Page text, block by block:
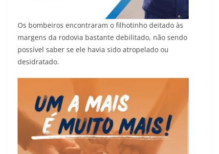
Os bombeiros encontraram o filhotinho deitado às
margens da rodovia bastante debilitado, não sendo
possível saber se ele havia sido atropelado ou
desidratado.